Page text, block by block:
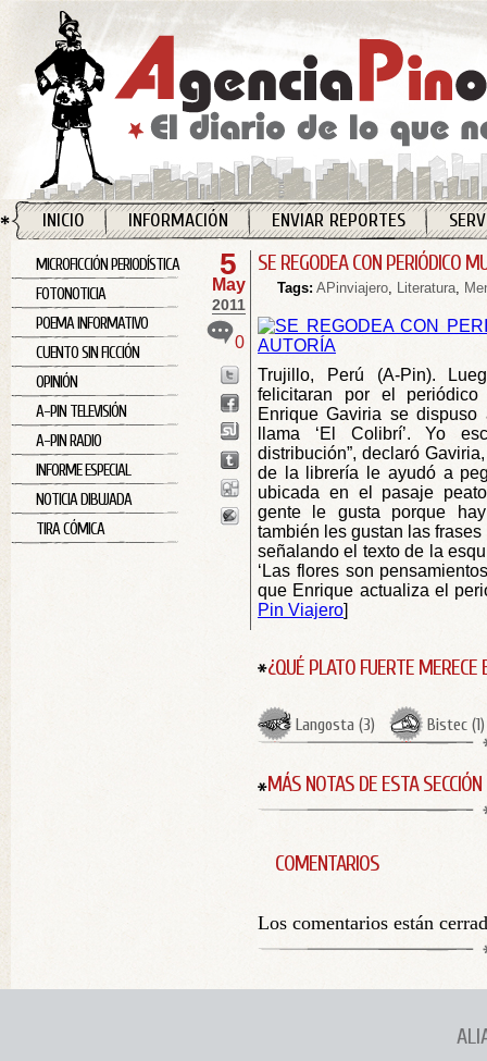
INICIO INFORMACIÓN ENVIAR REPORTES
MICROFICCIÓN PERIODÍSTICA
FOTONOTICIA
POEMA INFORMATIVO
CUENTO SIN FICCIÓN
OPINIÓN
A-PIN TELEVISIÓN
A-PIN RADIO
INFORME ESPECIAL
NOTICIA DIBUJADA
TIRA CÓMICA
5
May
2011
0
SE REGODEA CON PERIÓDICO
Tags: APinviajero, Literatura,
Trujillo, Perú (A-Pin).
felicitaran por el
Enrique Gaviria se dispuso
llama ‘El Colibrí’. Yo
distribución”, declaró
de la librería le ayudó a
ubicada en el pasaje
gente le gusta porque
también les gustan las
señalando el texto de la
‘Las flores son
que Enrique actualiza el
Pin Viajero]
¿QUÉ PLATO FUERTE MERECE
Langosta (3) Bistec (1)
MÁS NOTAS DE ESTA SECCIÓN
COMENTARIOS
Los comentarios están